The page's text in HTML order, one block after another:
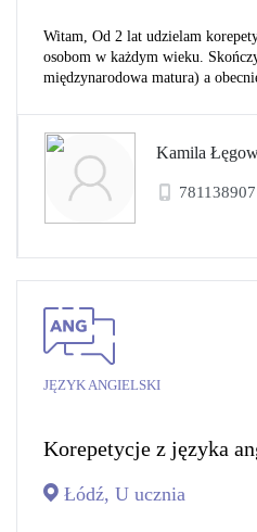
Witam, Od 2 lat udzielam
osobom w każdym wieku.
międzynarodowa matura) a
Kamila
781138907
JĘZYK ANGIELSKI
Korepetycje z języka
Łódź, U ucznia